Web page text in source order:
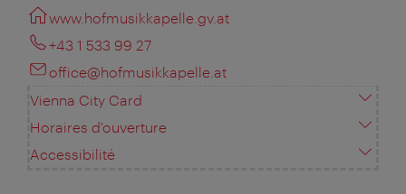
www.hofmusikkapelle.gv.at
+43 1 533 99 27
office@hofmusikkapelle.at
Vienna City Card
Horaires d'ouverture
Accessibilité